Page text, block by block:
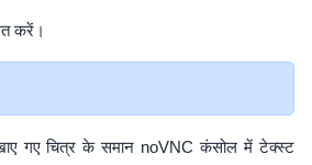
करें।
गए चित्र के समान noVNC कंसोल में टेक्स्ट